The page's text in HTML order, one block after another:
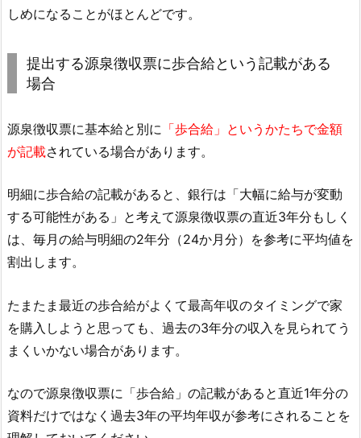
しめになることがほとんどです。
提出する源泉徴収票に歩合給という記載がある
場合
源泉徴収票に基本給と別に 「歩合給」というかたちで金額
が記載されている場合があります。
明細に歩合給の記載があると、銀行は「大幅に給与が変動
する可能性がある」と考えて源泉徴収票の直近3年分もしく
は、毎月の給与明細の2年分（24か月分）を参考に平均値を
割出します。
たまたま最近の歩合給がよくて最高年収のタイミングで家
を購入しようと思っても、過去の3年分の収入を見られてう
まくいかない場合があります。
なので源泉徴収票に「歩合給」の記載があると直近1年分の
資料だけではなく過去3年の平均年収が参考にされることを